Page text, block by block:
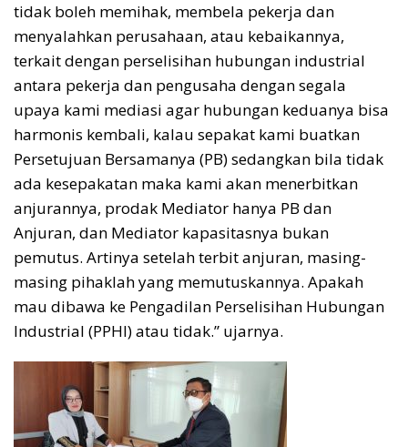
tidak boleh memihak, membela pekerja dan
menyalahkan perusahaan, atau kebaikannya,
terkait dengan perselisihan hubungan industrial
antara pekerja dan pengusaha dengan segala
upaya kami mediasi agar hubungan keduanya bisa
harmonis kembali, kalau sepakat kami buatkan
Persetujuan Bersamanya (PB) sedangkan bila tidak
ada kesepakatan maka kami akan menerbitkan
anjurannya, prodak Mediator hanya PB dan
Anjuran, dan Mediator kapasitasnya bukan
pemutus. Artinya setelah terbit anjuran, masing-
masing pihaklah yang memutuskannya. Apakah
mau dibawa ke Pengadilan Perselisihan Hubungan
Industrial (PPHI) atau tidak.” ujarnya.